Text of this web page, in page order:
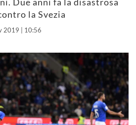
la Svezia
2019 | 10:56